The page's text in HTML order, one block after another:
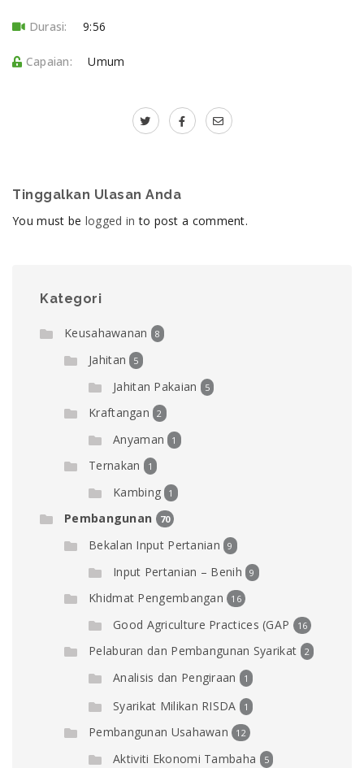
Durasi: 9:56
Capaian: Umum
Tinggalkan Ulasan Anda
You must be logged in to post a comment.
Kategori
Keusahawanan 8
Jahitan 5
Jahitan Pakaian 5
Kraftangan 2
Anyaman 1
Ternakan 1
Kambing 1
Pembangunan 70
Bekalan Input Pertanian 9
Input Pertanian – Benih 9
Khidmat Pengembangan 16
Good Agriculture Practices (GAP 16
Pelaburan dan Pembangunan Syarikat 2
Analisis dan Pengiraan 1
Syarikat Milikan RISDA 1
Pembangunan Usahawan 12
Aktiviti Ekonomi Tambaha 5